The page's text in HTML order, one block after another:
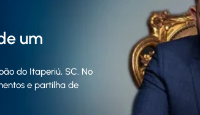
um
do Itaperiú, SC. No
e partilha de